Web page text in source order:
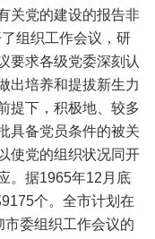
关党的建设的报告非
组织工作会议，研
要求各级党委深刻认
出培养和提拔新生力
提下，积极地、较多
具备党员条件的被关
使党的组织状况同开
。据1965年12月底
个。全市计划在
委组织工作会议的